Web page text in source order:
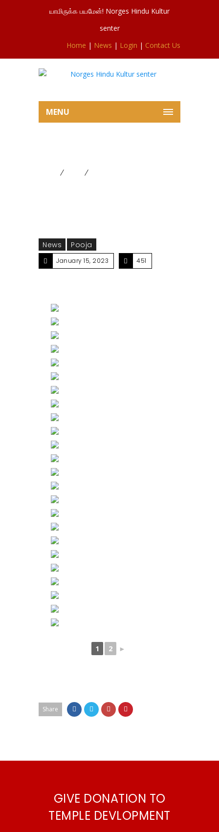
யாமிருக்க பயமேன்! Norges Hindu Kultur
senter
Home | News | Login | Contact Us
MENU
News Pooja
January 15, 2023 451
1 2 ►
Share
GIVE DONATION TO
TEMPLE DEVLOPMENT